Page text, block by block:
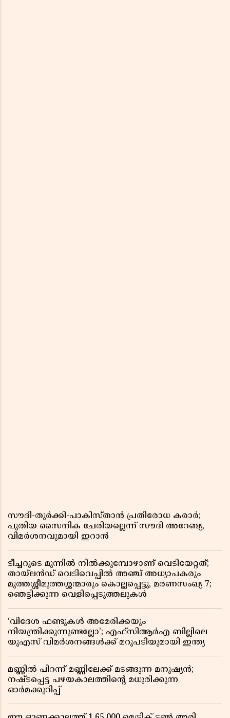
സൗദി-തുർക്കി-പാകിസ്താൻ പ്രതിരോധ കരാർ;
പുതിയ സൈനിക ചേരിയല്ലെന്ന് സൗദി അറേബ്യ,
വിമർശനവുമായി ഇറാൻ
ടീച്ചറുടെ മുന്നിൽ നിൽക്കുമ്പോഴാണ് വെടിയേറ്റത്;
തായ്‌ലൻഡ് വെടിവെപ്പിൽ അഞ്ച് അധ്യാപകരും
മുത്തശ്ശീമുത്തശ്ശന്മാരും കൊല്ലപ്പെട്ടു, മരണസംഖ്യ 7;
ഞെട്ടിക്കുന്ന വെളിപ്പെടുത്തലുകൾ
‘വിദേശ ഫണ്ടുകൾ അമേരിക്കയും
നിയന്ത്രിക്കുന്നുണ്ടല്ലോ’; എഫ്സിആർഎ ബില്ലിലെ
യുഎസ് വിമർശനങ്ങൾക്ക് മറുപടിയുമായി ഇന്ത്യ
മണ്ണിൽ പിറന്ന് മണ്ണിലേക്ക് മടങ്ങുന്ന മനുഷ്യൻ;
നഷ്ടപ്പെട്ട പഴയകാലത്തിൻ്റെ മധുരിക്കുന്ന
ഓർമക്കുറിപ്പ്